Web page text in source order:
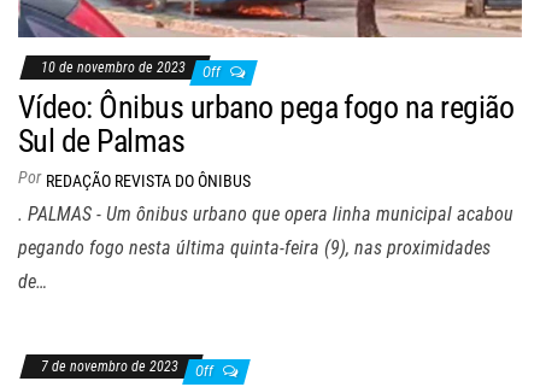
10 de novembro de 2023 Off
Vídeo: Ônibus urbano pega fogo na região
Sul de Palmas
Por REDAÇÃO REVISTA DO ÔNIBUS
. PALMAS - Um ônibus urbano que opera linha municipal acabou
pegando fogo nesta última quinta-feira (9), nas proximidades
de…
7 de novembro de 2023 Off